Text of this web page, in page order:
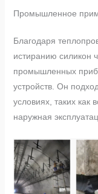
Промышленное
Благодаря
истиранию силикон
промышленных
устройств. Он
условиях, таких как
наружная